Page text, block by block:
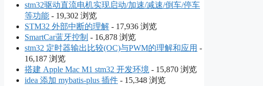
stm32驱动直流电机实现启动/加速/减速/倒车/停车
等功能 - 19,302 浏览
STM32 外部中断的理解 - 17,936 浏览
SmartCar蓝牙控制 - 16,878 浏览
stm32 定时器输出比较(OC)与PWM的理解和应用 -
16,187 浏览
搭建 Apple Mac M1 stm32 开发环境 - 15,870 浏览
idea 添加 mybatis-plus 插件 - 15,348 浏览